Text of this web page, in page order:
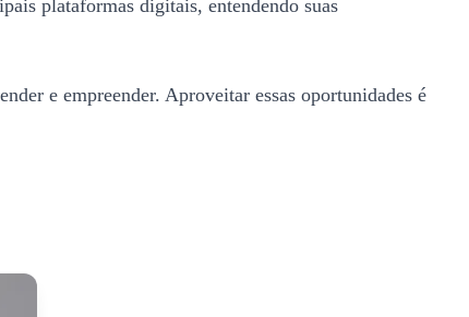
plataformas digitais, entendendo suas
e empreender. Aproveitar essas oportunidades é